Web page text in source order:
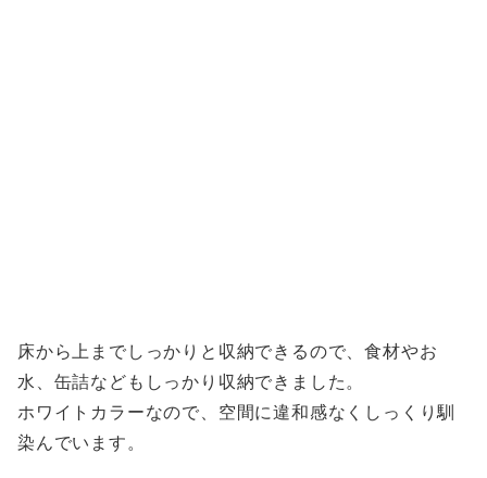
床から上までしっかりと収納できるので、食材やお
水、缶詰などもしっかり収納できました。
ホワイトカラーなので、空間に違和感なくしっくり馴
染んでいます。